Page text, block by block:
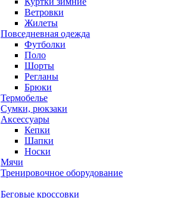
Ветровки
Жилеты
Повседневная одежда
Футболки
Поло
Шорты
Регланы
Брюки
Термобелье
Сумки, рюкзаки
Аксессуары
Кепки
Шапки
Носки
Мячи
Тренировочное оборудование
Беговые кроссовки